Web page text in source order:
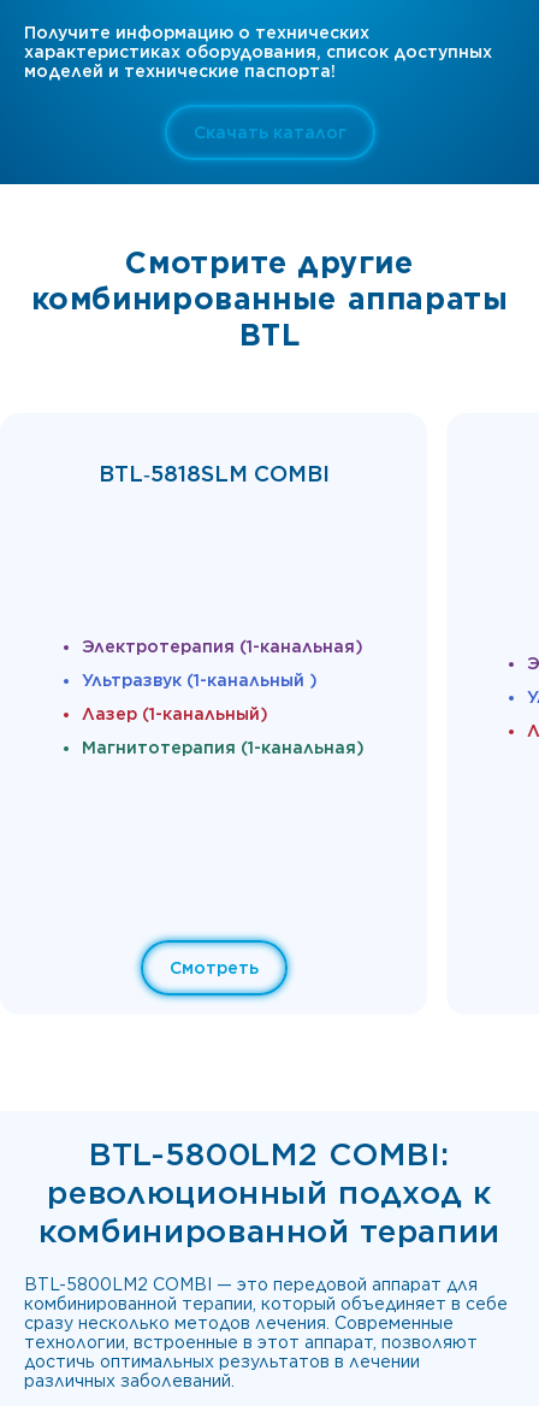
Получите информацию о технических
характеристиках оборудования, список доступных
моделей и технические паспорта!
Скачать каталог
Смотрите другие
комбинированные аппараты
BTL
BTL‑5818SLM COMBI
Электротерапия (1-канальная)
Ультразвук (1-канальный )
Лазер (1-канальный)
Магнитотерапия (1-канальная)
Смотреть
BTL-5800LM2 COMBI:
революционный подход к
комбинированной терапии
BTL-5800LM2 COMBI — это передовой аппарат для
комбинированной терапии, который объединяет в себе
сразу несколько методов лечения. Современные
технологии, встроенные в этот аппарат, позволяют
достичь оптимальных результатов в лечении
различных заболеваний.